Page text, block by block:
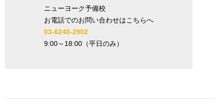
ニューヨーク予備校
お電話でのお問い合わせはこちらへ
03-6240-2902
9:00～ 18:00 （平日のみ）